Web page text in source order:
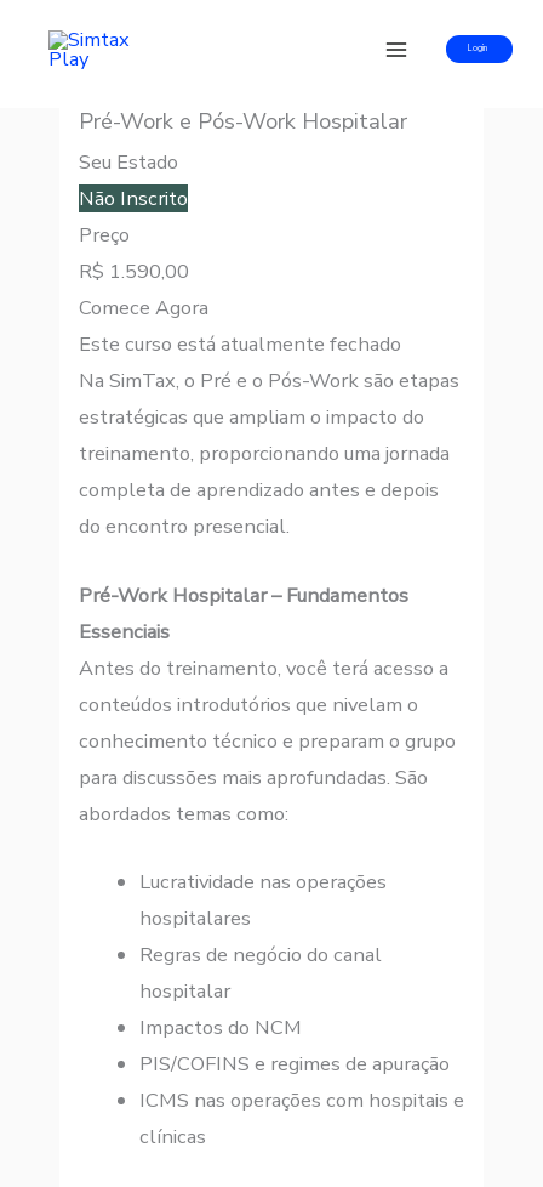
conteúdo
Login
Pré-Work e Pós-Work Hospitalar
Seu Estado
Não Inscrito
Preço
R$ 1.590,00
Comece Agora
Este curso está atualmente fechado
Na SimTax, o Pré e o Pós-Work são etapas
estratégicas que ampliam o impacto do
treinamento, proporcionando uma jornada
completa de aprendizado antes e depois
do encontro presencial.
Pré-Work Hospitalar – Fundamentos
Essenciais
Antes do treinamento, você terá acesso a
conteúdos introdutórios que nivelam o
conhecimento técnico e preparam o grupo
para discussões mais aprofundadas. São
abordados temas como:
Lucratividade nas operações
hospitalares
Regras de negócio do canal
hospitalar
Impactos do NCM
PIS/COFINS e regimes de apuração
ICMS nas operações com hospitais e
clínicas